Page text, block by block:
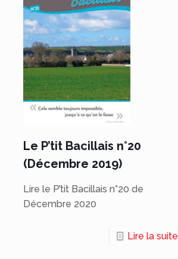
Le P’tit Bacillais n°20
(Décembre 2019)
Lire le P’tit Bacillais n°20 de
Décembre 2020
Lire la suite